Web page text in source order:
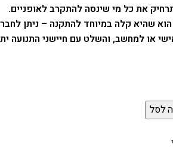
הוא שהיא קלה במיוחד להתקנה – ניתן
או למחשב, והשלט עם חיישני התנועה
לסל